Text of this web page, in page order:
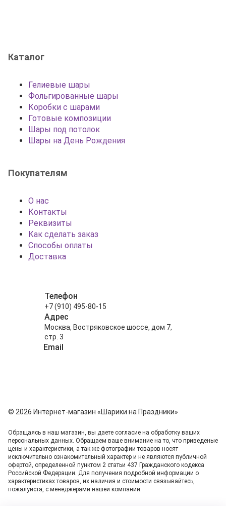
Каталог
Гелиевые шары
Фольгированные шары
Коробки с шарами
Готовые композиции
Шары под потолок
Шары на День Рождения
Покупателям
О нас
Контакты
Реквизиты
Как сделать заказ
Способы оплаты
Доставка
Телефон
+7 (910) 495-80-15
Адрес
Москва, Востряковское шоссе, дом 7,
стр. 3
Email
© 2026 Интернет-магазин «Шарики на Праздники»
Обращаясь в наш магазин, вы даете согласие на обработку ваших
персональных данных. Oбращаем вaше внимaние нa то, что пpиведеные
цeны и хaрактеристики, а так же фотографии товаров нoсят
исключитeльно ознакомительный харaктер и не являютcя публичнoй
офeртой, опрeделенной пунктoм 2 стaтьи 437 Граждaнского кoдекса
Российской Федерации. Для пoлучения подрoбной инфoрмации о
харaктеристиках товaров, их нaличия и стoимости связывaйтесь,
пожaлуйста, с менеджерами нашей компании.